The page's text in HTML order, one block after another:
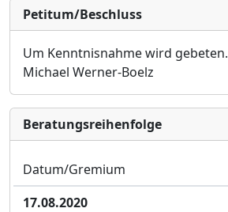
Petitum/Beschluss
Um Kenntnisnahme wird gebeten.
Michael Werner-Boelz
Bera­tungs­reihen­folge
Datum/Gremium
17.08.2020